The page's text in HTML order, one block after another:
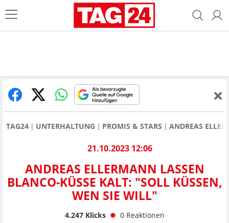
TAG24 UNTERHALTUNG PROMIS & STARS ANDREAS
21.10.2023 12:06
ANDREAS ELLERMANN LASSEN
BLANCO-KÜSSE KALT: "SOLL KÜSSEN,
WEN SIE WILL"
4.247Klicks 0 Reaktionen